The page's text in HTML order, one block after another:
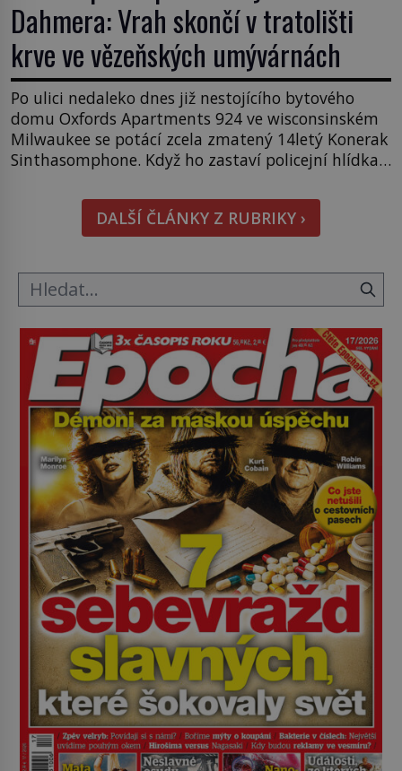
Dahmera: Vrah skončí v tratolišti
krve ve vězeňských umývárnách
Po ulici nedaleko dnes již nestojícího bytového
domu Oxfords Apartments 924 ve wisconsinském
Milwaukee se potácí zcela zmatený 14letý Konerak
Sinthasomphone. Když ho zastaví policejní hlídka,
Strážníci ho dopraví zpět do udaného bytu. Oním
„kamarádem“ je ovšem jeden z nejslavnějších
vrahů, Jeffrey Dahmer (1960–1994). Je 27. května
DALŠÍ ČLÁNKY Z RUBRIKY ›